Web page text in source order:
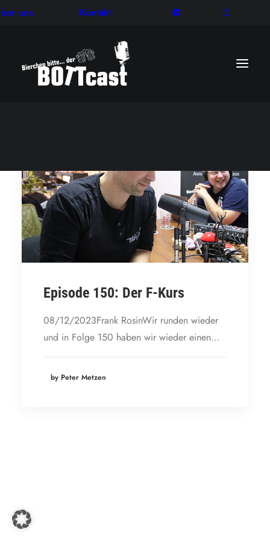
uns Kontakt
Episode 150: Der F-Kurs
08/12/2023Frank RosinWir runden wieder
und in Folge 150 haben wir wieder einen…
by Peter Metzen